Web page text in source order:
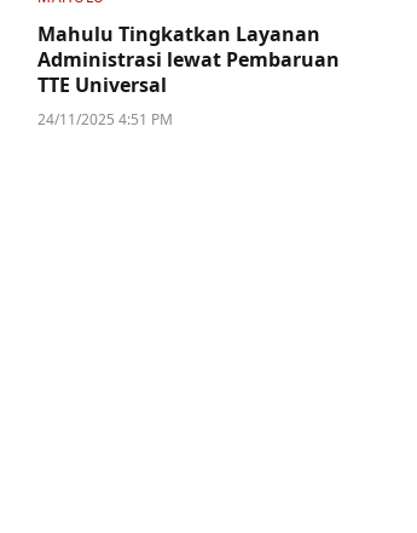
Mahulu Tingkatkan Layanan
Administrasi lewat Pembaruan
TTE Universal
24/11/2025 4:51 PM